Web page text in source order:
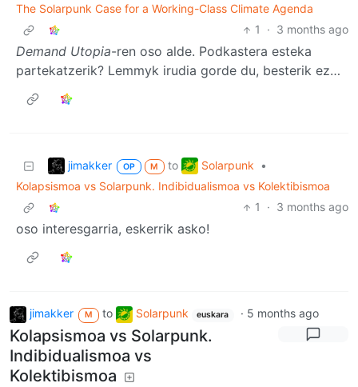
The Solarpunk Case for a Working-Class Climate Agenda
1
· 3 months ago
Demand Utopia-ren oso alde. Podkastera esteka
partekatzerik? Lemmyk irudia gorde du, besterik ez…
jimakker OP M to Solarpunk
•
Kolapsismoa vs Solarpunk. Indibidualismoa vs Kolektibismoa
1
· 3 months ago
oso interesgarria, eskerrik asko!
jimakker M to Solarpunk euskara · 5 months ago
Kolapsismoa vs Solarpunk.
Indibidualismoa vs
Kolektibismoa